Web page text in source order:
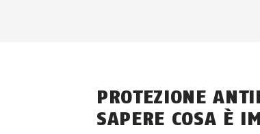
PROTEZIONE
SAPERE COSA È